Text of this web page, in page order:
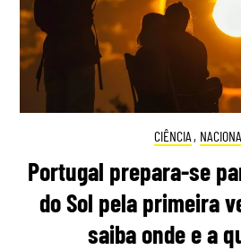
CIÊNCIA ,
Portugal prepara-se
do Sol pela primeira
saiba onde e a